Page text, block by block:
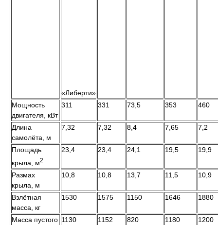
«Либерти»
Мощность
двигателя, кВт
311 331 73,5 353 460
Длина
самолёта, м
7,32 7,32 8,4 7,65 7,2
Площадь
крыла, м2
23,4 23,4 24,1 19,5 19,9
Размах
крыла, м
10,8 10,8 13,7 11,5 10,9
Взлётная
масса, кг
1530 1575 1150 1646 1880
Масса пустого 1130 1152 820 1180 1200